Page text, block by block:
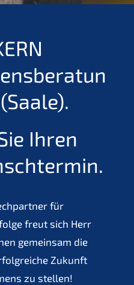
Ihren
für
freut sich Herr
gemeinsam die
Zukunft
zu stellen!